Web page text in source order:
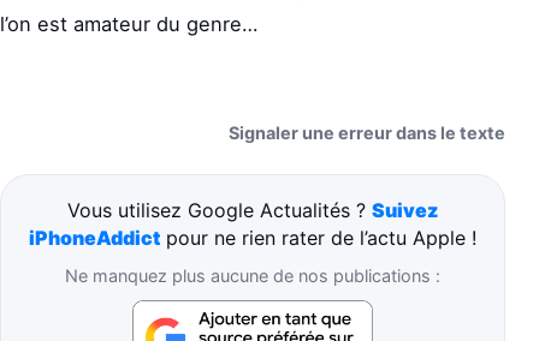
l’on est amateur du genre…
Signaler une erreur dans le texte
Vous utilisez Google Actualités ? Suivez
iPhoneAddict pour ne rien rater de l’actu Apple !
Ne manquez plus aucune de nos publications :